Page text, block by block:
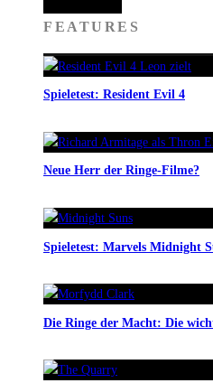
FEATURES
Spieletest: Resident Evil 4
Neue Herr der Ringe-Filme?
Spieletest: Marvels Midnight
Die Ringe der Macht: Die